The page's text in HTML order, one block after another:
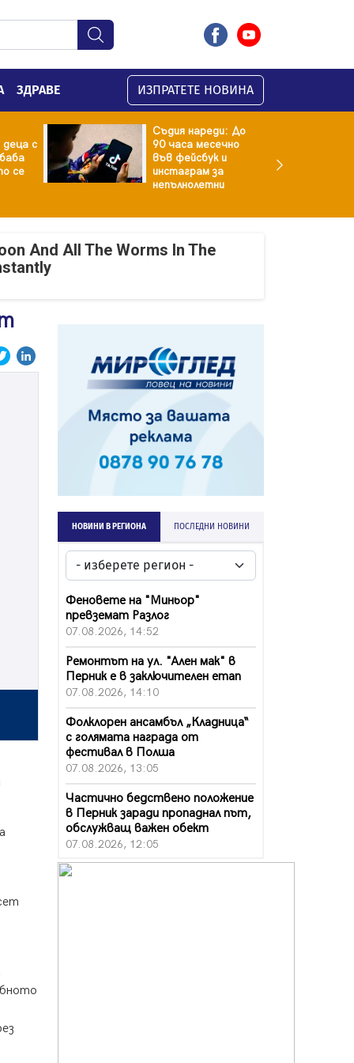
ЗДРАВЕ ИЗПРАТЕТЕ НОВИНА
с
се
Съдия нареди: До
90 часа месечно
във фейсбук и
инстаграм за
непълнолетни
And All The Worms In The
НОВИНИ В РЕГИОНА ПОСЛЕДНИ НОВИНИ
Феновете на "Миньор"
превземат Разлог
07.08.2026, 14:52
Ремонтът на ул. "Ален мак" в
Перник е в заключителен етап
07.08.2026, 14:10
Фолклорен ансамбъл „Кладница“
с голямата награда от
фестивал в Полша
07.08.2026, 13:05
Частично бедствено положение
в Перник заради пропаднал път,
обслужващ важен обект
07.08.2026, 12:05
Да отговорим на жегите с филм